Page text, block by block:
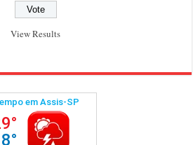
View Results